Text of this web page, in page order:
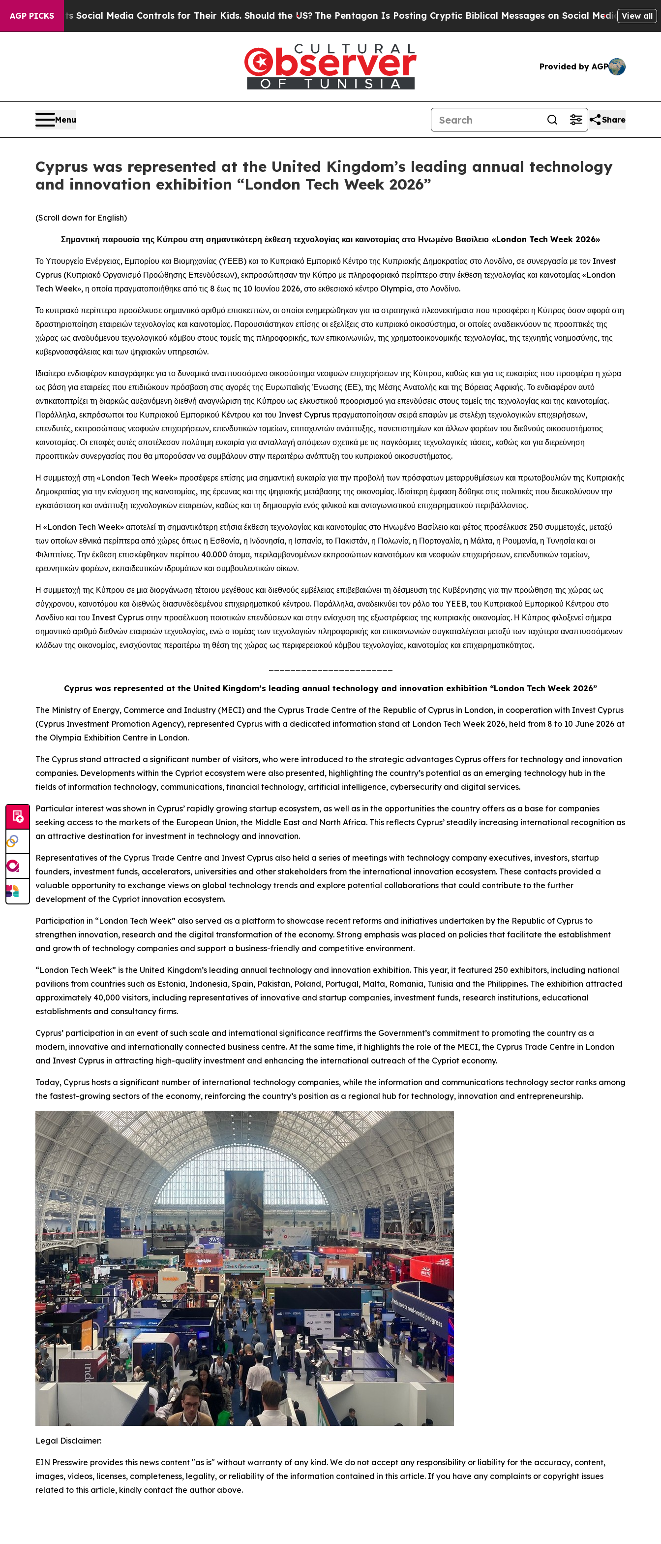
AGP PICKS
Social Media Controls for Their Kids. Should the US?The Pentagon Is Posting Cryptic Biblical Messages on Social MediaBig Food vs. TheView all
Provided by AGP
Menu Share
Cyprus was represented at the United Kingdom’s leading annual technology
and innovation exhibition “London Tech Week 2026”
(Scroll down for English)
Σημαντική παρουσία της Κύπρου στη σημαντικότερη έκθεση τεχνολογίας και καινοτομίας στο Ηνωμένο Βασίλειο «London Tech Week 2026»
Το Υπουργείο Ενέργειας, Εμπορίου και Βιομηχανίας (ΥΕΕΒ) και το Κυπριακό Εμπορικό Κέντρο της Κυπριακής Δημοκρατίας στο Λονδίνο, σε συνεργασία με τον Invest
Cyprus (Κυπριακό Οργανισμό Προώθησης Επενδύσεων), εκπροσώπησαν την Κύπρο με πληροφοριακό περίπτερο στην έκθεση τεχνολογίας και καινοτομίας «London
Tech Week», η οποία πραγματοποιήθηκε από τις 8 έως τις 10 Ιουνίου 2026, στο εκθεσιακό κέντρο Olympia, στο Λονδίνο.
Το κυπριακό περίπτερο προσέλκυσε σημαντικό αριθμό επισκεπτών, οι οποίοι ενημερώθηκαν για τα στρατηγικά πλεονεκτήματα που προσφέρει η Κύπρος όσον αφορά στη
δραστηριοποίηση εταιρειών τεχνολογίας και καινοτομίας. Παρουσιάστηκαν επίσης οι εξελίξεις στο κυπριακό οικοσύστημα, οι οποίες αναδεικνύουν τις προοπτικές της
χώρας ως αναδυόμενου τεχνολογικού κόμβου στους τομείς της πληροφορικής, των επικοινωνιών, της χρηματοοικονομικής τεχνολογίας, της τεχνητής νοημοσύνης, της
κυβερνοασφάλειας και των ψηφιακών υπηρεσιών.
Ιδιαίτερο ενδιαφέρον καταγράφηκε για το δυναμικά αναπτυσσόμενο οικοσύστημα νεοφυών επιχειρήσεων της Κύπρου, καθώς και για τις ευκαιρίες που προσφέρει η χώρα
ως βάση για εταιρείες που επιδιώκουν πρόσβαση στις αγορές της Ευρωπαϊκής Ένωσης (ΕΕ), της Μέσης Ανατολής και της Βόρειας Αφρικής. Το ενδιαφέρον αυτό
αντικατοπτρίζει τη διαρκώς αυξανόμενη διεθνή αναγνώριση της Κύπρου ως ελκυστικού προορισμού για επενδύσεις στους τομείς της τεχνολογίας και της καινοτομίας.
Παράλληλα, εκπρόσωποι του Κυπριακού Εμπορικού Κέντρου και του Invest Cyprus πραγματοποίησαν σειρά επαφών με στελέχη τεχνολογικών επιχειρήσεων,
επενδυτές, εκπροσώπους νεοφυών επιχειρήσεων, επενδυτικών ταμείων, επιταχυντών ανάπτυξης, πανεπιστημίων και άλλων φορέων του διεθνούς οικοσυστήματος
καινοτομίας. Οι επαφές αυτές αποτέλεσαν πολύτιμη ευκαιρία για ανταλλαγή απόψεων σχετικά με τις παγκόσμιες τεχνολογικές τάσεις, καθώς και για διερεύνηση
προοπτικών συνεργασίας που θα μπορούσαν να συμβάλουν στην περαιτέρω ανάπτυξη του κυπριακού οικοσυστήματος.
Η συμμετοχή στη «London Tech Week» προσέφερε επίσης μια σημαντική ευκαιρία για την προβολή των πρόσφατων μεταρρυθμίσεων και πρωτοβουλιών της Κυπριακής
Δημοκρατίας για την ενίσχυση της καινοτομίας, της έρευνας και της ψηφιακής μετάβασης της οικονομίας. Ιδιαίτερη έμφαση δόθηκε στις πολιτικές που διευκολύνουν την
εγκατάσταση και ανάπτυξη τεχνολογικών εταιρειών, καθώς και τη δημιουργία ενός φιλικού και ανταγωνιστικού επιχειρηματικού περιβάλλοντος.
Η «London Tech Week» αποτελεί τη σημαντικότερη ετήσια έκθεση τεχνολογίας και καινοτομίας στο Ηνωμένο Βασίλειο και φέτος προσέλκυσε 250 συμμετοχές, μεταξύ
των οποίων εθνικά περίπτερα από χώρες όπως η Εσθονία, η Ινδονησία, η Ισπανία, το Πακιστάν, η Πολωνία, η Πορτογαλία, η Μάλτα, η Ρουμανία, η Τυνησία και οι
Φιλιππίνες. Την έκθεση επισκέφθηκαν περίπου 40.000 άτομα, περιλαμβανομένων εκπροσώπων καινοτόμων και νεοφυών επιχειρήσεων, επενδυτικών ταμείων,
ερευνητικών φορέων, εκπαιδευτικών ιδρυμάτων και συμβουλευτικών οίκων.
Η συμμετοχή της Κύπρου σε μια διοργάνωση τέτοιου μεγέθους και διεθνούς εμβέλειας επιβεβαιώνει τη δέσμευση της Κυβέρνησης για την προώθηση της χώρας ως
σύγχρονου, καινοτόμου και διεθνώς διασυνδεδεμένου επιχειρηματικού κέντρου. Παράλληλα, αναδεικνύει τον ρόλο του YEEB, του Κυπριακού Εμπορικού Κέντρου στο
Λονδίνο και του Invest Cyprus στην προσέλκυση ποιοτικών επενδύσεων και στην ενίσχυση της εξωστρέφειας της κυπριακής οικονομίας. Η Κύπρος φιλοξενεί σήμερα
σημαντικό αριθμό διεθνών εταιρειών τεχνολογίας, ενώ ο τομέας των τεχνολογιών πληροφορικής και επικοινωνιών συγκαταλέγεται μεταξύ των ταχύτερα αναπτυσσόμενων
κλάδων της οικονομίας, ενισχύοντας περαιτέρω τη θέση της χώρας ως περιφερειακού κόμβου τεχνολογίας, καινοτομίας και επιχειρηματικότητας.
Cyprus was represented at the United Kingdom’s leading annual technology and innovation exhibition “London Tech Week 2026”
The Ministry of Energy, Commerce and Industry (MECI) and the Cyprus Trade Centre of the Republic of Cyprus in London, in cooperation with Invest Cyprus
(Cyprus Investment Promotion Agency), represented Cyprus with a dedicated information stand at London Tech Week 2026, held from 8 to 10 June 2026 at
the Olympia Exhibition Centre in London.
The Cyprus stand attracted a significant number of visitors, who were introduced to the strategic advantages Cyprus offers for technology and innovation
companies. Developments within the Cypriot ecosystem were also presented, highlighting the country’s potential as an emerging technology hub in the
fields of information technology, communications, financial technology, artificial intelligence, cybersecurity and digital services.
Particular interest was shown in Cyprus’ rapidly growing startup ecosystem, as well as in the opportunities the country offers as a base for companies
seeking access to the markets of the European Union, the Middle East and North Africa. This reflects Cyprus’ steadily increasing international recognition as
an attractive destination for investment in technology and innovation.
Representatives of the Cyprus Trade Centre and Invest Cyprus also held a series of meetings with technology company executives, investors, startup
founders, investment funds, accelerators, universities and other stakeholders from the international innovation ecosystem. These contacts provided a
valuable opportunity to exchange views on global technology trends and explore potential collaborations that could contribute to the further
development of the Cypriot innovation ecosystem.
Participation in “London Tech Week” also served as a platform to showcase recent reforms and initiatives undertaken by the Republic of Cyprus to
strengthen innovation, research and the digital transformation of the economy. Strong emphasis was placed on policies that facilitate the establishment
and growth of technology companies and support a business-friendly and competitive environment.
“London Tech Week” is the United Kingdom’s leading annual technology and innovation exhibition. This year, it featured 250 exhibitors, including national
pavilions from countries such as Estonia, Indonesia, Spain, Pakistan, Poland, Portugal, Malta, Romania, Tunisia and the Philippines. The exhibition attracted
approximately 40,000 visitors, including representatives of innovative and startup companies, investment funds, research institutions, educational
establishments and consultancy firms.
Cyprus’ participation in an event of such scale and international significance reaffirms the Government’s commitment to promoting the country as a
modern, innovative and internationally connected business centre. At the same time, it highlights the role of the MECI, the Cyprus Trade Centre in London
and Invest Cyprus in attracting high-quality investment and enhancing the international outreach of the Cypriot economy.
Today, Cyprus hosts a significant number of international technology companies, while the information and communications technology sector ranks among
the fastest-growing sectors of the economy, reinforcing the country’s position as a regional hub for technology, innovation and entrepreneurship.
Legal Disclaimer:
EIN Presswire provides this news content "as is" without warranty of any kind. We do not accept any responsibility or liability for the accuracy, content,
images, videos, licenses, completeness, legality, or reliability of the information contained in this article. If you have any complaints or copyright issues
related to this article, kindly contact the author above.